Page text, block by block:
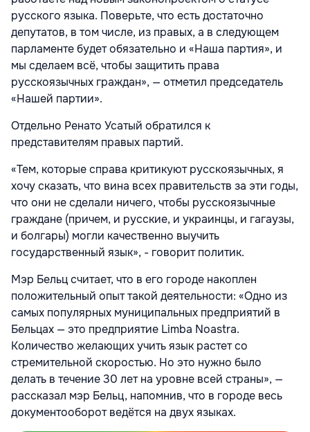
русского языка. Поверьте, что есть достаточно
депутатов, в том числе, из правых, а в следующем
парламенте будет обязательно и «Наша партия», и
мы сделаем всё, чтобы защитить права
русскоязычных граждан», — отметил председатель
«Нашей партии».
Отдельно Ренато Усатый обратился к
представителям правых партий.
«Тем, которые справа критикуют русскоязычных, я
хочу сказать, что вина всех правительств за эти годы,
что они не сделали ничего, чтобы русскоязычные
граждане (причем, и русские, и украинцы, и гагаузы,
и болгары) могли качественно выучить
государственный язык», - говорит политик.
Мэр Бельц считает, что в его городе накоплен
положительный опыт такой деятельности: «Одно из
самых популярных муниципальных предприятий в
Бельцах — это предприятие Limba Noastra.
Количество желающих учить язык растет со
стремительной скоростью. Но это нужно было
делать в течение 30 лет на уровне всей страны», —
рассказал мэр Бельц, напомнив, что в городе весь
документооборот ведётся на двух языках.